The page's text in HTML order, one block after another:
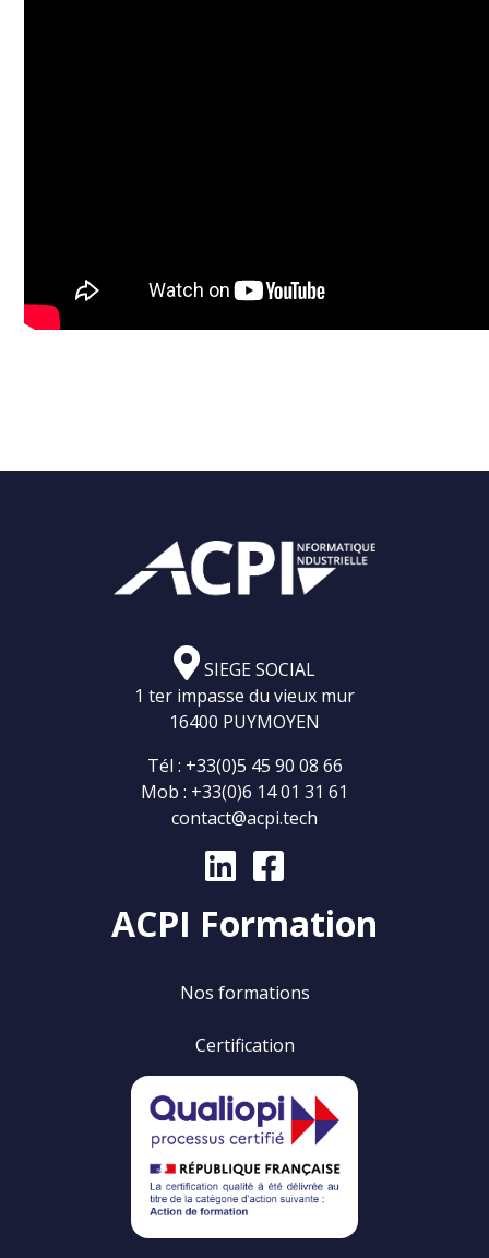
SIEGE SOCIAL
1 ter impasse du vieux mur
16400 PUYMOYEN
Tél : +33(0)5 45 90 08 66
Mob : +33(0)6 14 01 31 61
contact@acpi.tech
ACPI Formation
Nos formations
Certification